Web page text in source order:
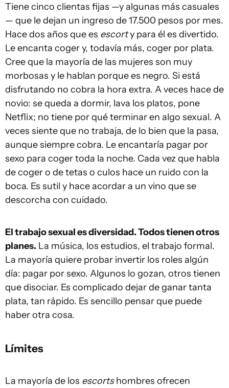
Tiene cinco clientas fijas —y algunas más casuales
— que le dejan un ingreso de 17.500 pesos por mes.
Hace dos años que es escorty para él es divertido.
Le encanta coger y, todavía más, coger por plata.
Cree que la mayoría de las mujeres son muy
morbosas y le hablan porque es negro. Si está
disfrutando no cobra la hora extra. A veces hace de
novio: se queda a dormir, lava los platos, pone
Netflix; no tiene por qué terminar en algo sexual. A
veces siente que no trabaja, de lo bien que la pasa,
aunque siempre cobra. Le encantaría pagar por
sexo para coger toda la noche. Cada vez que habla
de coger o de tetas o culos hace un ruido con la
boca. Es sutil y hace acordar a un vino que se
descorcha con cuidado.
El trabajo sexual es diversidad. Todos tienen otros
planes. La música, los estudios, el trabajo formal.
La mayoría quiere probar invertir los roles algún
día: pagar por sexo. Algunos lo gozan, otros tienen
que disociar. Es complicado dejar de ganar tanta
plata, tan rápido. Es sencillo pensar que puede
haber otra cosa.
Límites
La mayoría de los escortshombres ofrecen